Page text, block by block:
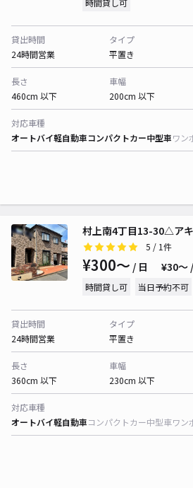
時間貸し可
貸出時間
24時間営業
タイプ
平置き
長さ
460cm 以下
車幅
200cm 以下
対応車種
オートバイ軽自動車コンパクトカー中型車ワン
村上南4丁目13-30△ア
5 / 1件
¥300〜 / 日 ¥30〜
時間貸し可 当日予約不可
貸出時間
24時間営業
タイプ
平置き
長さ
360cm 以下
車幅
230cm 以下
対応車種
オートバイ軽自動車コンパクトカー中型車ワン